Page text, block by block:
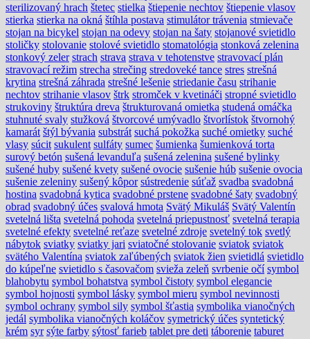
sterilizovaný hrach štetec stielka štiepenie nechtov štiepenie vlasov
stierka stierka na okná štíhla postava stimulátor trávenia stmievače
stojan na bicykel stojan na odevy stojan na šaty stojanové svietidlo
stoličky stolovanie stolové svietidlo stomatológia stonková zelenina
stonkový zeler strach strava strava v tehotenstve stravovací plán
stravovací režim strecha strečing stredoveké tance stres strešná
krytina strešná záhrada strešné lešenie striedanie času strihanie
nechtov strihanie vlasov štrk stromček v kvetináči stropné svietidlo
strukoviny štruktúra dreva štrukturovaná omietka studená omáčka
stuhnuté svaly stužková štvorcové umývadlo štvorlístok štvornohý
kamarát štýl bývania substrát suchá pokožka suché omietky suché
vlasy súcit sukulent sulfáty sumec šumienka šumienková torta
surový betón sušená levanduľa sušená zelenina sušené bylinky
sušené huby sušené kvety sušené ovocie sušenie húb sušenie ovocia
sušenie zeleniny sušený kôpor sústredenie súťaž svadba svadobná
hostina svadobná kytica svadobné prstene svadobné šaty svadobný
obrad svadobný účes svalová hmota Svätý Mikuláš Svätý Valentín
svetelná lišta svetelná pohoda svetelná priepustnosť svetelná terapia
svetelné efekty svetelné reťaze svetelné zdroje svetelný tok svetlý
nábytok sviatky sviatky jari sviatočné stolovanie sviatok sviatok
svätého Valentína sviatok zaľúbených sviatok žien svietidlá svietidlo
do kúpeľne svietidlo s časovačom svieža zeleň svrbenie očí symbol
blahobytu symbol bohatstva symbol čistoty symbol elegancie
symbol hojnosti symbol lásky symbol mieru symbol nevinnosti
symbol ochrany symbol sily symbol šťastia symbolika vianočných
jedál symbolika vianočných koláčov symetrický účes syntetický
krém syr sýte farby sýtosť farieb tablet pre deti táborenie taburet